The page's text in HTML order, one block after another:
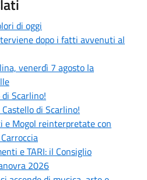
di oggi
dopo i fatti avvenuti al
venerdì 7 agosto la
Scarlino!
di Scarlino!
e Mogol reinterpretate con
e TARI: il Consiglio
2026